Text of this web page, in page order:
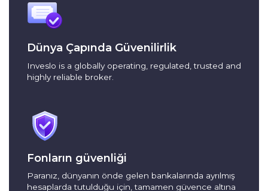
Dünya Çapında Güvenilirlik
Inveslo is a globally operating, regulated, trusted and
highly reliable broker.
Fonların güvenliği
Paranız, dünyanın önde gelen bankalarında ayrılmış
hesaplarda tutulduğu için, tamamen güvence altına